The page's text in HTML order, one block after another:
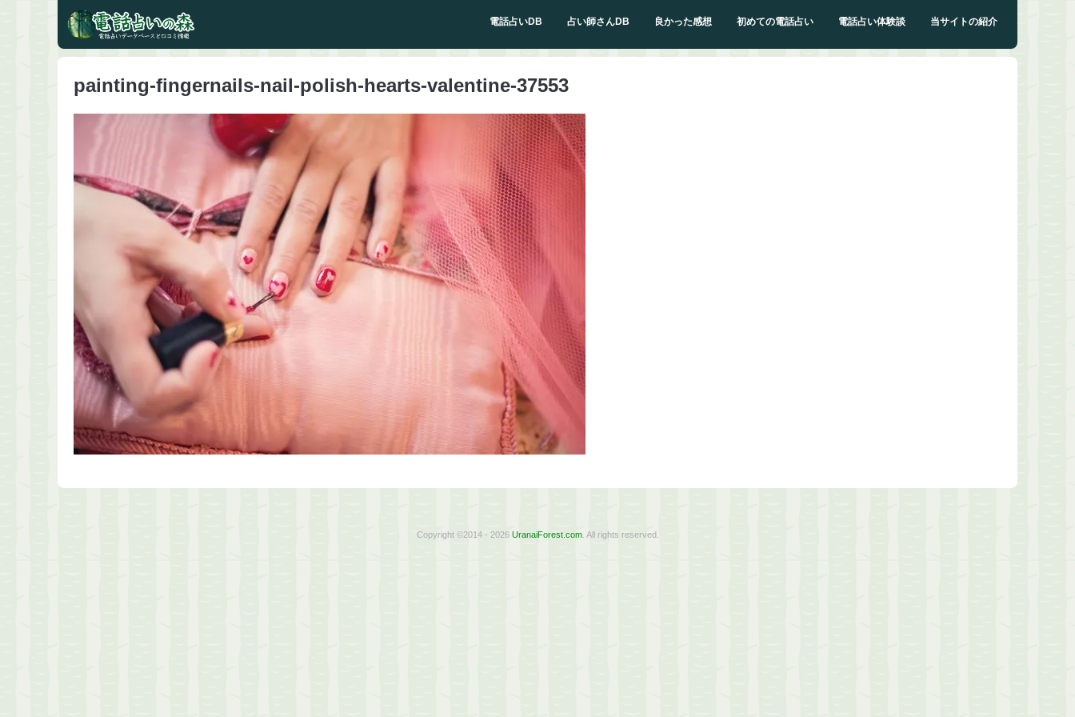
電話占いDB 占い師さんDB 良かった感想 初めての電話占い 電話占い体験談 当サイトの紹介
painting-fingernails-nail-polish-hearts-valentine-37553
Copyright ©2014 - 2026 UranaiForest.com. All rights reserved.